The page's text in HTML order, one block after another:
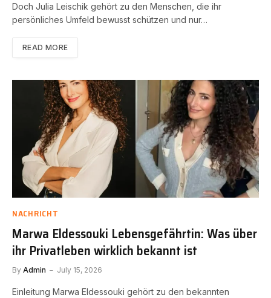
Doch Julia Leischik gehört zu den Menschen, die ihr
persönliches Umfeld bewusst schützen und nur…
READ MORE
NACHRICHT
Marwa Eldessouki Lebensgefährtin: Was über
ihr Privatleben wirklich bekannt ist
By Admin July 15, 2026
Einleitung Marwa Eldessouki gehört zu den bekannten